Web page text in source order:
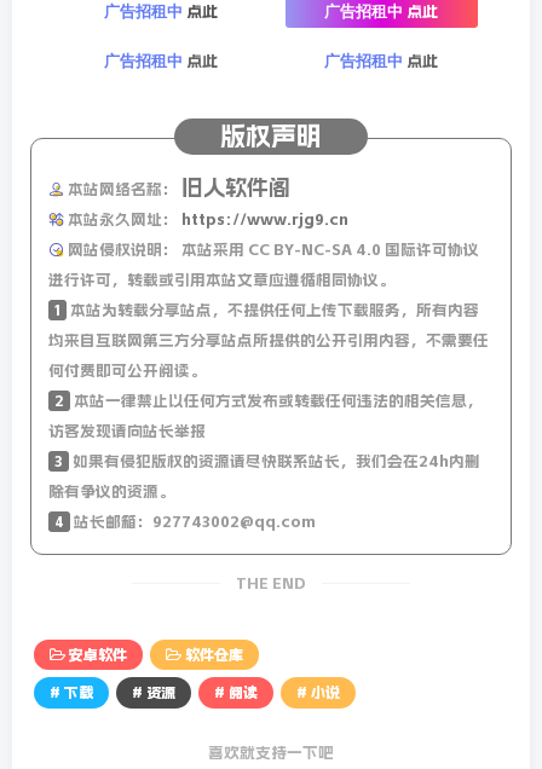
广告招租中 点此 广告招租中 点此
广告招租中 点此 广告招租中 点此
版权声明
本站网络名称： 旧人软件阁
本站永久网址：
https://www.rjg9.cn
网站侵权说明：
本站采用 CC BY-NC-SA 4.0 国际许可协议
进行许可，转载或引用本站文章应遵循相同协议。
1
本站为转载分享站点，不提供任何上传下载服务，所有内容
均来自互联网第三方分享站点所提供的公开引用内容，不需要任
何付费即可公开阅读。
2
本站一律禁止以任何方式发布或转载任何违法的相关信息，
访客发现请向站长举报
3
如果有侵犯版权的资源请尽快联系站长，我们会在24h内删
除有争议的资源。
4 站长邮箱：927743002@qq.com
THE END
安卓软件 软件仓库
# 下载 # 资源 # 阅读 # 小说
喜欢就支持一下吧